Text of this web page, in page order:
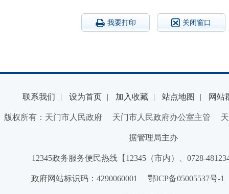
我要打印 关闭窗口
联系我们 | 设为首页 | 加入收藏 | 站点地图 | 网站
版权所有：天门市人民政府 天门市人民政府办公室主管 天
据管理局主办
12345政务服务便民热线【12345（市内）、0728-
政府网站标识码：4290060001 鄂ICP备05005537号